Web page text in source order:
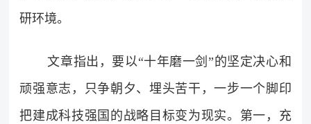
研环境。
文章指出，要以“十年磨一剑”的坚定决心和
顽强意志，只争朝夕、埋头苦干，一步一个脚印
把建成科技强国的战略目标变为现实。第一，充